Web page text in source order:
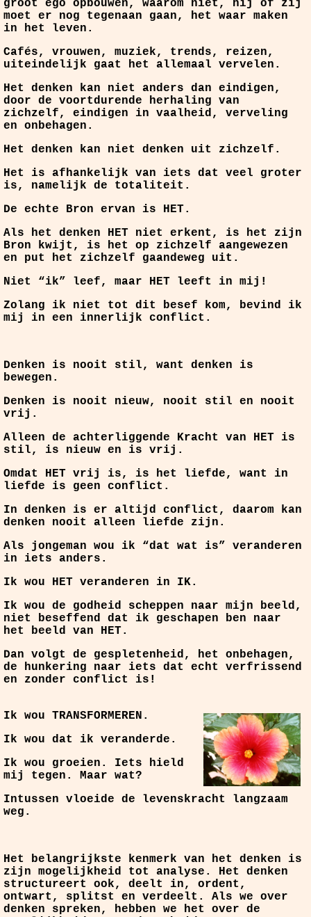
groot ego opbouwen, waarom niet, hij of zij
moet er nog tegenaan gaan, het waar maken
in het leven.
Cafés, vrouwen, muziek, trends, reizen,
uiteindelijk gaat het allemaal vervelen.
Het denken kan niet anders dan eindigen,
door de voortdurende herhaling van
zichzelf, eindigen in vaalheid, verveling
en onbehagen.
Het denken kan niet denken uit zichzelf.
Het is afhankelijk van iets dat veel groter
is, namelijk de totaliteit.
De echte Bron ervan is HET.
Als het denken HET niet erkent, is het zijn
Bron kwijt, is het op zichzelf aangewezen
en put het zichzelf gaandeweg uit.
Niet “ik” leef, maar HET leeft in mij!
Zolang ik niet tot dit besef kom, bevind ik
mij in een innerlijk conflict.
Denken is nooit stil, want denken is
bewegen.
Denken is nooit nieuw, nooit stil en nooit
vrij.
Alleen de achterliggende Kracht van HET is
stil, is nieuw en is vrij.
Omdat HET vrij is, is het liefde, want in
liefde is geen conflict.
In denken is er altijd conflict, daarom kan
denken nooit alleen liefde zijn.
Als jongeman wou ik “dat wat is” veranderen
in iets anders.
Ik wou HET veranderen in IK.
Ik wou de godheid scheppen naar mijn beeld,
niet beseffend dat ik geschapen ben naar
het beeld van HET.
Dan volgt de gespletenheid, het onbehagen,
de hunkering naar iets dat echt verfrissend
en zonder conflict is!
Ik wou TRANSFORMEREN.
Ik wou dat ik veranderde.
Ik wou groeien. Iets hield
mij tegen. Maar wat?
Intussen vloeide de levenskracht langzaam
weg.
Het belangrijkste kenmerk van het denken is
zijn mogelijkheid tot analyse. Het denken
structureert ook, deelt in, ordent,
ontwart, splitst en verdeelt. Als we over
denken spreken, hebben we het over de